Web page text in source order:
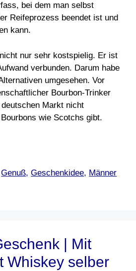
bei dem man selbst
Reifeprozess beendet ist und
kann.
nur sehr kostspielig. Er ist
verbunden. Darum habe
umgesehen. Vor
Bourbon-Trinker
Markt nicht
wie Scotchs gibt.
Genuß,Geschenkidee, Männer
| Mit
Whiskey selber